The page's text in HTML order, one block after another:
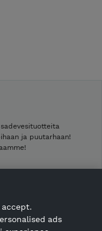
ja puutarhaan!
accept.
ads